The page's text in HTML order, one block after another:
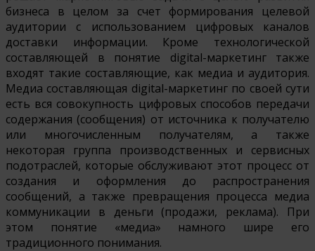
бизнеса в целом за счет формирования целевой
аудитории с использованием цифровых каналов
доставки информации. Кроме технологической
составляющей в понятие digital-маркетинг также
входят такие составляющие, как медиа и аудитория.
Медиа составляющая digital-маркетинг по своей сути
есть вся совокупность цифровых способов передачи
содержания (сообщения) от источника к получателю
или многочисленным получателям, а также
некоторая группа производственных и сервисных
подотраслей, которые обслуживают этот процесс от
создания и оформления до распространения
сообщений, а также превращения процесса медиа
коммуникации в деньги (продажи, реклама). При
этом понятие «медиа» намного шире его
традиционного понимания.